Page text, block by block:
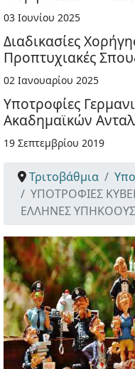
03 Ιουνίου 2025
Διαδικασίες
Προπτυχιακές
02 Ιανουαρίου 2025
Υποτροφίες
Ακαδημαϊκών
19 Σεπτεμβρίου 2019
Τριτοβάθμια
ΥΠΟΤΡΟΦΙΕΣ
ΕΛΛΗΝΕΣ ΥΠΗΚΟΟΥΣ